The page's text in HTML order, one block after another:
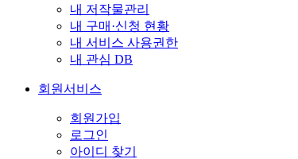
내 저작물관리
내 구매·신청 현황
내 서비스 사용권한
내 관심 DB
회원서비스
회원가입
로그인
아이디 찾기